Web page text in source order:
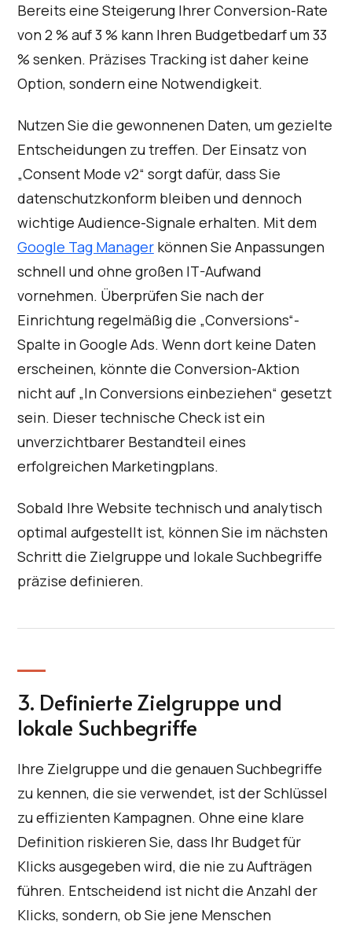
Bereits eine Steigerung Ihrer Conversion-Rate
von 2 % auf 3 % kann Ihren Budgetbedarf um 33
% senken. Präzises Tracking ist daher keine
Option, sondern eine Notwendigkeit.
Nutzen Sie die gewonnenen Daten, um gezielte
Entscheidungen zu treffen. Der Einsatz von
„Consent Mode v2“ sorgt dafür, dass Sie
datenschutzkonform bleiben und dennoch
wichtige Audience-Signale erhalten. Mit dem
Google Tag Managerkönnen Sie Anpassungen
schnell und ohne großen IT-Aufwand
vornehmen. Überprüfen Sie nach der
Einrichtung regelmäßig die „Conversions“-
Spalte in Google Ads. Wenn dort keine Daten
erscheinen, könnte die Conversion-Aktion
nicht auf „In Conversions einbeziehen“ gesetzt
sein. Dieser technische Check ist ein
unverzichtbarer Bestandteil eines
erfolgreichen Marketingplans.
Sobald Ihre Website technisch und analytisch
optimal aufgestellt ist, können Sie im nächsten
Schritt die Zielgruppe und lokale Suchbegriffe
präzise definieren.
3. Definierte Zielgruppe und
lokale Suchbegriffe
Ihre Zielgruppe und die genauen Suchbegriffe
zu kennen, die sie verwendet, ist der Schlüssel
zu effizienten Kampagnen. Ohne eine klare
Definition riskieren Sie, dass Ihr Budget für
Klicks ausgegeben wird, die nie zu Aufträgen
führen. Entscheidend ist nicht die Anzahl der
Klicks, sondern, ob Sie jene Menschen